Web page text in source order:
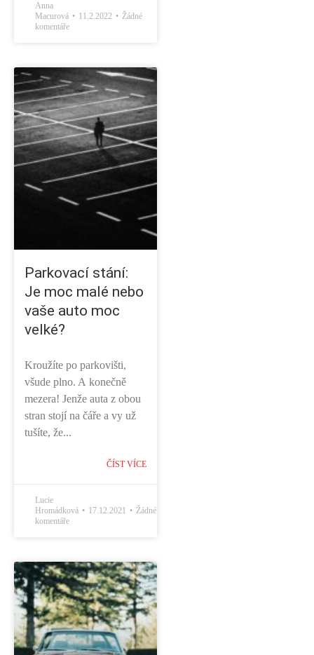
Anna
Macurová
11.2.2022
Žádné
komentáře
Parkovací stání:
Je moc malé nebo
vaše auto moc
velké?
Kroužíte po parkovišti,
všude plno. A konečně
mezera! Jenže auta z obou
stran stojí na čáře a vy už
tušíte, že...
ČÍST VÍCE
Lucie
Hromádková
17.12.2021
Žádné
komentáře